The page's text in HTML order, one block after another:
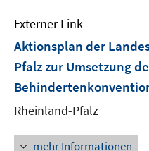
Externer Link
Aktionsplan der
Pfalz zur Umsetzung
Rheinland-Pfalz
mehr Informationen